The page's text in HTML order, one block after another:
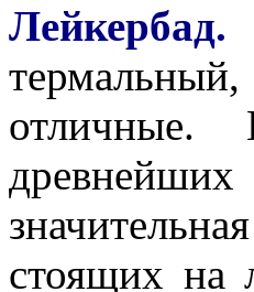
Лейкербад.
отличные.
стоящих на